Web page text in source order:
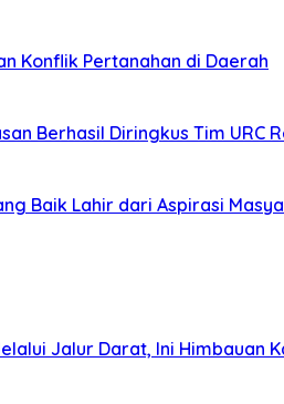
Konflik Pertanahan di Daerah
Berhasil Diringkus Tim URC
Baik Lahir dari Aspirasi
Jalur Darat, Ini Himbauan